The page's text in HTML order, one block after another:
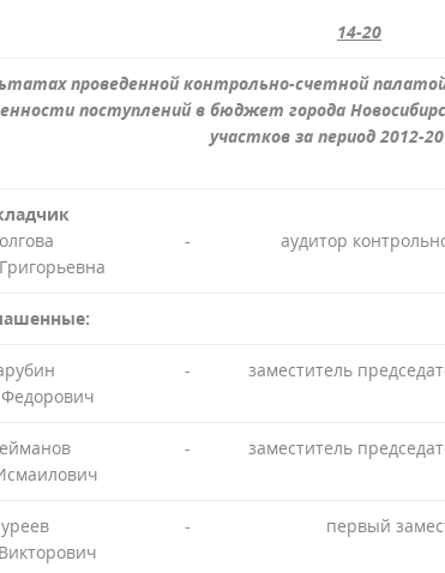
14-20
проведенной контрольно-счетной
поступлений в бюджет города
участков за период 2012-
- аудитор
- заместитель
- заместитель
- первый